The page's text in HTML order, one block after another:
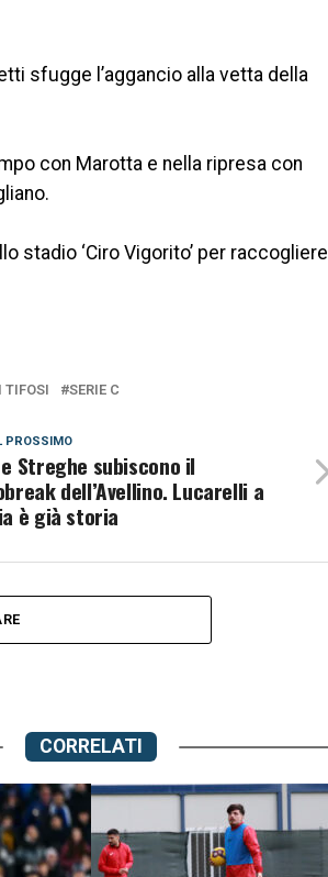
sfugge l’aggancio alla vetta della
con Marotta e nella ripresa con
stadio ‘Ciro Vigorito’ per raccogliere
TIFOSI SERIE C
​​PROSSIMO
Streghe subiscono il
dell’Avellino. Lucarelli a
è già storia
CORRELATI